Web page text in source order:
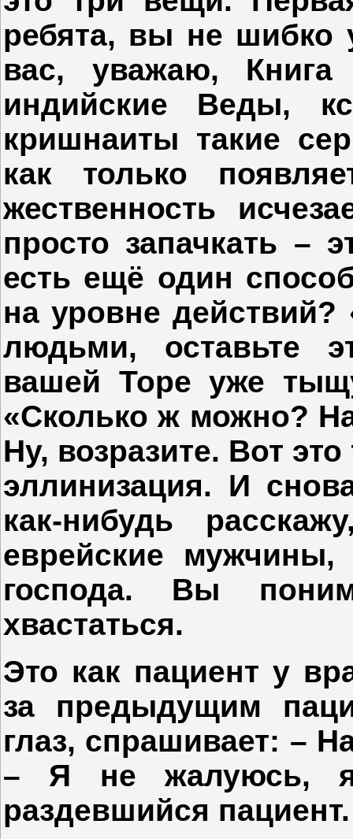
ребята, вы не шибко
вас, уважаю,
индийские Веды,
кришнаиты такие
как только
жественность
просто запачкать –
есть ещё один
на уровне
людьми, оставьте
вашей Торе уже
«Сколько ж можно?
Ну, возразите. Вот
эллинизация. И
как-нибудь
еврейские
господа. Вы
хвастаться.
Это как пациент у
за предыдущим
глаз, спрашивает: –
– Я не жалуюсь, я
раздевшийся пациент.